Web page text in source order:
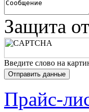
Защита
Введите слово на
Прайc-